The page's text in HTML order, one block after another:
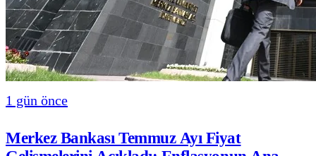
1 gün önce
Merkez Bankası Temmuz Ayı Fiyat